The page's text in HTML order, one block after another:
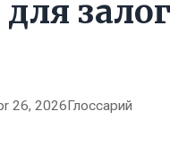
26, 2026Глоссарий